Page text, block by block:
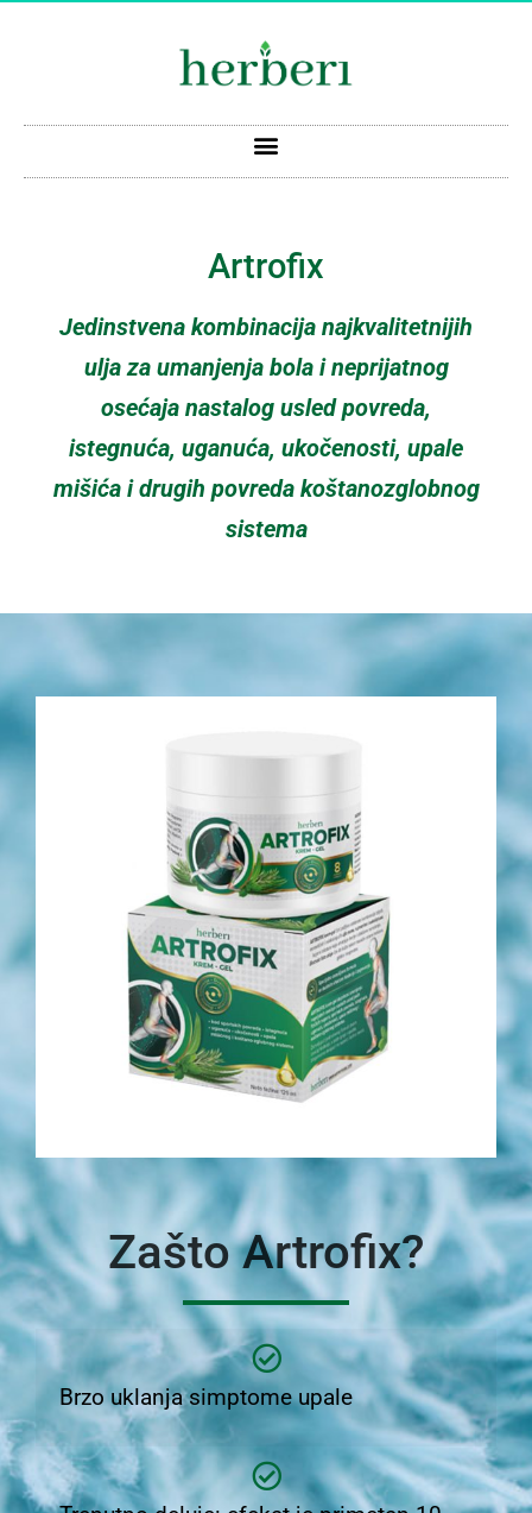
Artrofix
Jedinstvena kombinacija najkvalitetnijih
ulja za umanjenja bola i neprijatnog
osećaja nastalog usled povreda,
istegnuća, uganuća, ukočenosti, upale
mišića i drugih povreda koštanozglobnog
sistema
Zašto Artrofix?
Brzo uklanja simptome upale